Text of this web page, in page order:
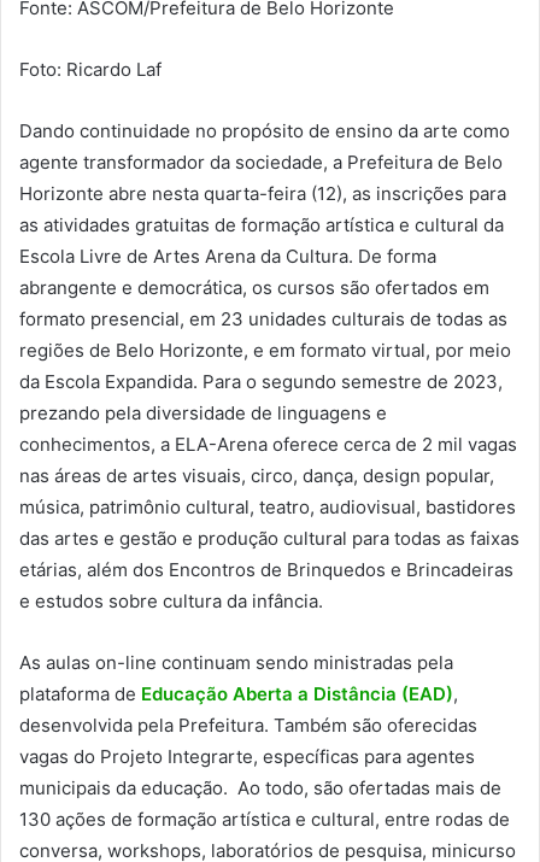
Fonte: ASCOM/Prefeitura de Belo Horizonte
Foto: Ricardo Laf
Dando continuidade no propósito de ensino da arte como
agente transformador da sociedade, a Prefeitura de Belo
Horizonte abre nesta quarta-feira (12), as inscrições para
as atividades gratuitas de formação artística e cultural da
Escola Livre de Artes Arena da Cultura. De forma
abrangente e democrática, os cursos são ofertados em
formato presencial, em 23 unidades culturais de todas as
regiões de Belo Horizonte, e em formato virtual, por meio
da Escola Expandida. Para o segundo semestre de 2023,
prezando pela diversidade de linguagens e
conhecimentos, a ELA-Arena oferece cerca de 2 mil vagas
nas áreas de artes visuais, circo, dança, design popular,
música, patrimônio cultural, teatro, audiovisual, bastidores
das artes e gestão e produção cultural para todas as faixas
etárias, além dos Encontros de Brinquedos e Brincadeiras
e estudos sobre cultura da infância.
As aulas on-line continuam sendo ministradas pela
plataforma de Educação Aberta a Distância (EAD),
desenvolvida pela Prefeitura. Também são oferecidas
vagas do Projeto Integrarte, específicas para agentes
municipais da educação. Ao todo, são ofertadas mais de
130 ações de formação artística e cultural, entre rodas de
conversa, workshops, laboratórios de pesquisa, minicurso